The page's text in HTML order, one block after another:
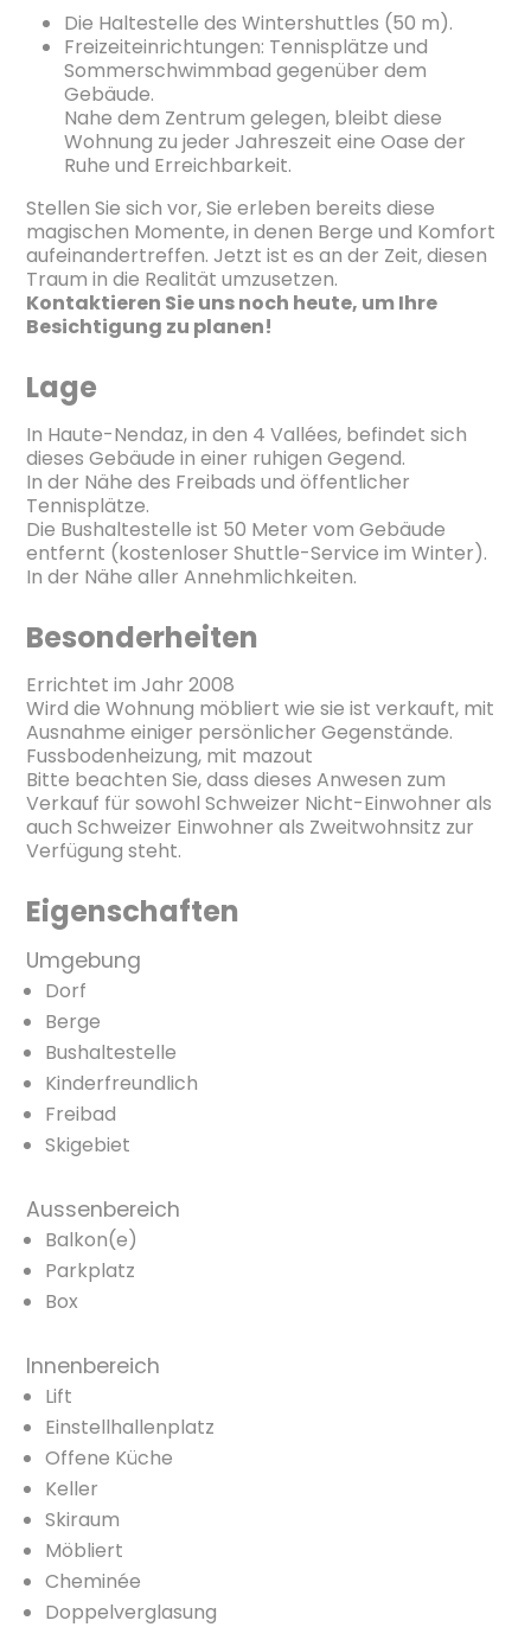
Die Haltestelle des Wintershuttles (50 m).
Freizeiteinrichtungen: Tennisplätze und
Sommerschwimmbad gegenüber dem
Gebäude.
Nahe dem Zentrum gelegen, bleibt diese
Wohnung zu jeder Jahreszeit eine Oase der
Ruhe und Erreichbarkeit.
Stellen Sie sich vor, Sie erleben bereits diese
magischen Momente, in denen Berge und Komfort
aufeinandertreffen. Jetzt ist es an der Zeit, diesen
Traum in die Realität umzusetzen.
Kontaktieren Sie uns noch heute, um Ihre
Besichtigung zu planen!
Lage
In Haute-Nendaz, in den 4 Vallées, befindet sich
dieses Gebäude in einer ruhigen Gegend.
In der Nähe des Freibads und öffentlicher
Tennisplätze.
Die Bushaltestelle ist 50 Meter vom Gebäude
entfernt (kostenloser Shuttle-Service im Winter).
In der Nähe aller Annehmlichkeiten.
Besonderheiten
Errichtet im Jahr 2008
Wird die Wohnung möbliert wie sie ist verkauft, mit
Ausnahme einiger persönlicher Gegenstände.
Fussbodenheizung, mit mazout
Bitte beachten Sie, dass dieses Anwesen zum
Verkauf für sowohl Schweizer Nicht-Einwohner als
auch Schweizer Einwohner als Zweitwohnsitz zur
Verfügung steht.
Eigenschaften
Umgebung
Dorf
Berge
Bushaltestelle
Kinderfreundlich
Freibad
Skigebiet
Aussenbereich
Balkon(e)
Parkplatz
Box
Innenbereich
Lift
Einstellhallenplatz
Offene Küche
Keller
Skiraum
Möbliert
Cheminée
Doppelverglasung